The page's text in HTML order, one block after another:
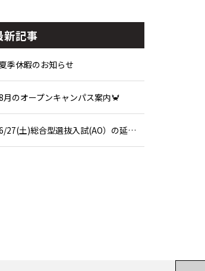
新記事
夏季休暇のお知らせ
月のオープンキャンパス案内🦀
27(土)総合型選抜入試(AO）の延…